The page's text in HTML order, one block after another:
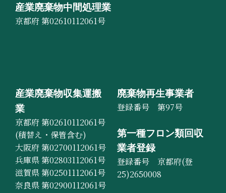
産業廃棄物中間処理業
京都府 第02610112061号
産業廃棄物収集運搬
業
京都府 第02610112061号
(積替え・保管含む)
大阪府 第02700112061号
兵庫県 第02803112061号
滋賀県 第02501112061号
奈良県 第02900112061号
廃棄物再生事業者
登録番号 第97号
第一種フロン類回収
業者登録
登録番号 京都府(登
25)2650008